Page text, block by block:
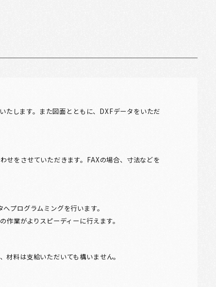
します。また図面とともに、DXFデータをいただ
せをさせていただきます。FAXの場合、寸法などを
プログラムミングを行います。
業がよりスピーディーに行えます。
材料は支給いただいても構いません。